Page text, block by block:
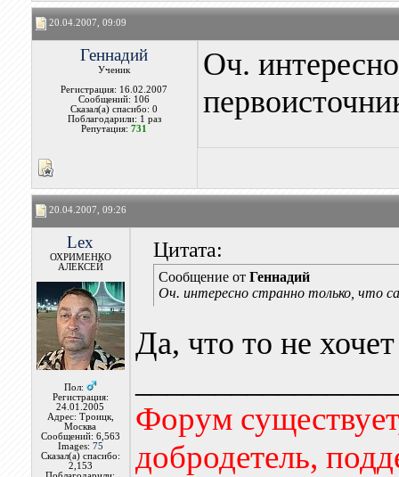
20.04.2007, 09:09
Геннадий
Ученик
Регистрация: 16.02.2007
Сообщений: 106
Сказал(а) спасибо: 0
Поблагодарили: 1 раз
Репутация:731
Оч.
20.04.2007, 09:26
Lex
ОХРИМЕНКО
АЛЕКСЕЙ
Пол:
Регистрация:
24.01.2005
Адрес: Троицк,
Москва
Сообщений: 6,563
Images: 75
Сказал(а) спасибо:
2,153
Цитата:
Сообщение от Геннадий
Оч. интересно странно только, что
Да, что то не
Форум
добродетель,